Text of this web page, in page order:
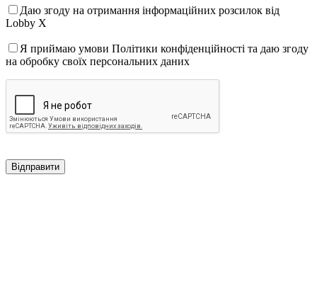
Даю згоду на отримання інформаційних розсилок від
Lobby X
Я приймаю умови Політики конфіденційності та даю згоду
на обробку своїх персональних даних